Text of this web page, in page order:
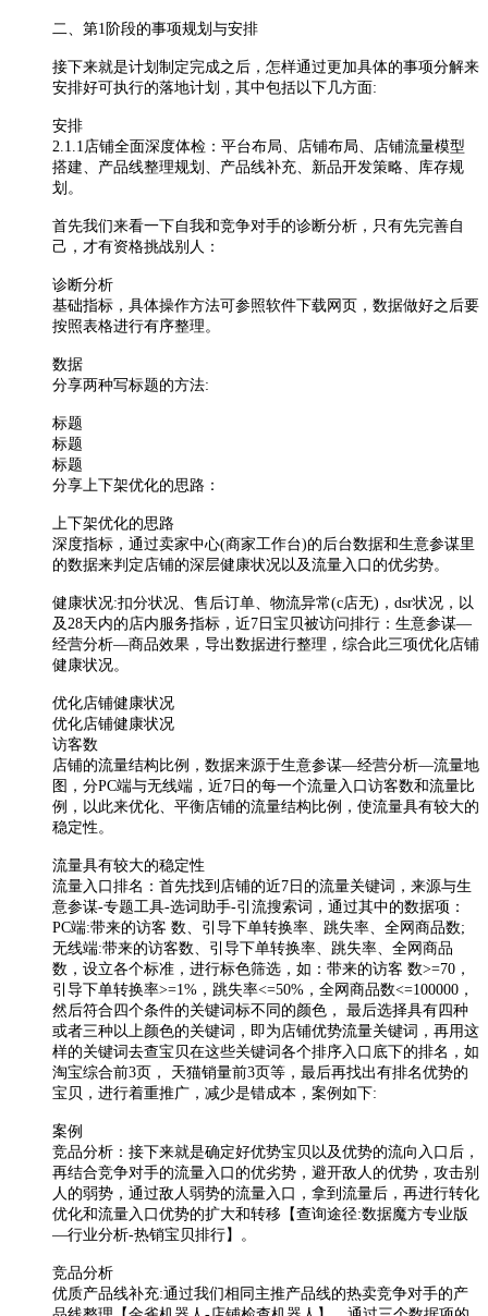
二、第1阶段的事项规划与安排
接下来就是计划制定完成之后，怎样通过更加具体的事项分解来
安排好可执行的落地计划，其中包括以下几方面:
安排
2.1.1店铺全面深度体检：平台布局、店铺布局、店铺流量模型
搭建、产品线整理规划、产品线补充、新品开发策略、库存规
划。
首先我们来看一下自我和竞争对手的诊断分析，只有先完善自
己，才有资格挑战别人：
诊断分析
基础指标，具体操作方法可参照软件下载网页，数据做好之后要
按照表格进行有序整理。
数据
分享两种写标题的方法:
标题
标题
标题
分享上下架优化的思路：
上下架优化的思路
深度指标，通过卖家中心(商家工作台)的后台数据和生意参谋里
的数据来判定店铺的深层健康状况以及流量入口的优劣势。
健康状况:扣分状况、售后订单、物流异常(c店无)，dsr状况，以
及28天内的店内服务指标，近7日宝贝被访问排行：生意参谋—
经营分析—商品效果，导出数据进行整理，综合此三项优化店铺
健康状况。
优化店铺健康状况
优化店铺健康状况
访客数
店铺的流量结构比例，数据来源于生意参谋—经营分析—流量地
图，分PC端与无线端，近7日的每一个流量入口访客数和流量比
例，以此来优化、平衡店铺的流量结构比例，使流量具有较大的
稳定性。
流量具有较大的稳定性
流量入口排名：首先找到店铺的近7日的流量关键词，来源与生
意参谋-专题工具-选词助手-引流搜索词，通过其中的数据项：
PC端:带来的访客 数、引导下单转换率、跳失率、全网商品数;
无线端:带来的访客数、引导下单转换率、跳失率、全网商品
数，设立各个标准，进行标色筛选，如：带来的访客 数>=70，
引导下单转换率>=1%，跳失率<=50%，全网商品数<=100000，
然后符合四个条件的关键词标不同的颜色， 最后选择具有四种
或者三种以上颜色的关键词，即为店铺优势流量关键词，再用这
样的关键词去查宝贝在这些关键词各个排序入口底下的排名，如
淘宝综合前3页， 天猫销量前3页等，最后再找出有排名优势的
宝贝，进行着重推广，减少是错成本，案例如下:
案例
竞品分析：接下来就是确定好优势宝贝以及优势的流向入口后，
再结合竞争对手的流量入口的优劣势，避开敌人的优势，攻击别
人的弱势，通过敌人弱势的流量入口，拿到流量后，再进行转化
优化和流量入口优势的扩大和转移【查询途径:数据魔方专业版
—行业分析-热销宝贝排行】。
竞品分析
优质产品线补充:通过我们相同主推产品线的热卖竞争对手的产